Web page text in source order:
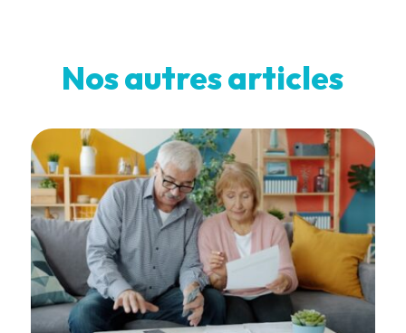
Nos autres articles